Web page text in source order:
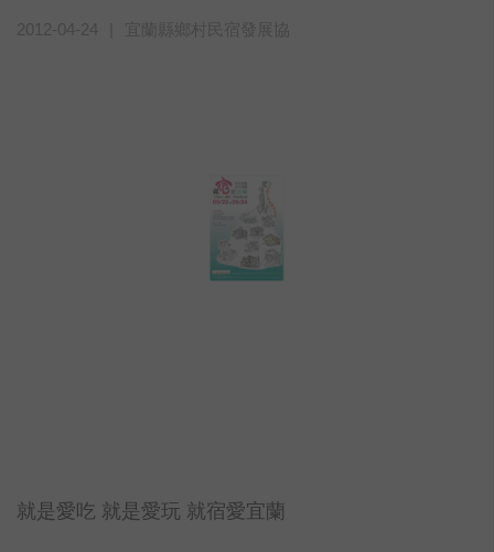
就是愛吃 就是愛玩 就宿愛宜蘭